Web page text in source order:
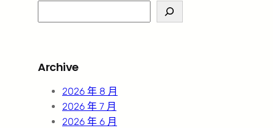
e
c
Archive
2026 年 8 月
2026 年 7 月
2026 年 6 月